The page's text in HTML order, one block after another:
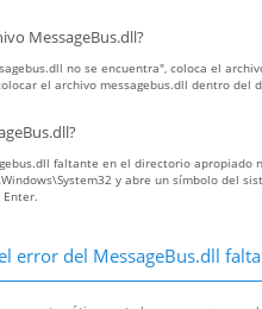
MessageBus.dll?
no se encuentra", coloca el
el archivo messagebus.dll dentro del
faltante en el directorio
y abre un símbolo del
error del MessageBus.dll